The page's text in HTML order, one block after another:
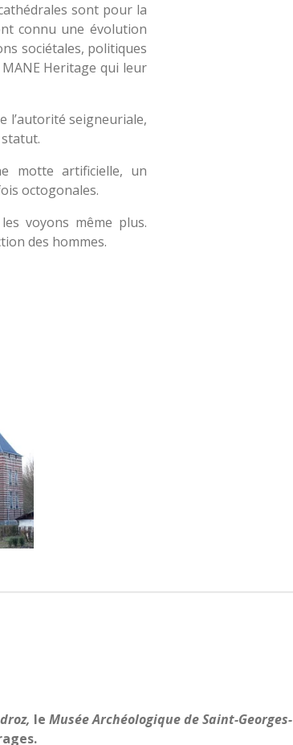
sont pour la
connu une évolution
sociétales, politiques
Heritage qui leur
l’autorité seigneuriale,
motte artificielle, un
octogonales.
voyons même plus.
des hommes.
le Musée Archéologique de Saint-Georges-